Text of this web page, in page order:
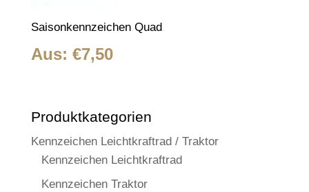
Saisonkennzeichen Quad
Aus: €7,50
Produktkategorien
Kennzeichen Leichtkraftrad / Traktor
Kennzeichen Leichtkraftrad
Kennzeichen Traktor